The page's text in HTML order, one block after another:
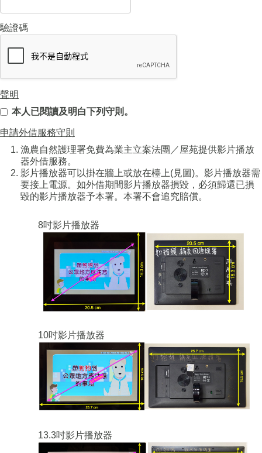
驗證碼
聲明
本人已閱讀及明白下列守則。
申請外借服務守則
漁農自然護理署免費為業主立案法團／屋苑提供影片播放
器外借服務。
影片播放器可以掛在牆上或放在檯上(見圖)。影片播放器需
要接上電源。如外借期間影片播放器損毀，必須歸還已損
毀的影片播放器予本署。本署不會追究賠償。
8吋影片播放器
10吋影片播放器
13.3吋影片播放器